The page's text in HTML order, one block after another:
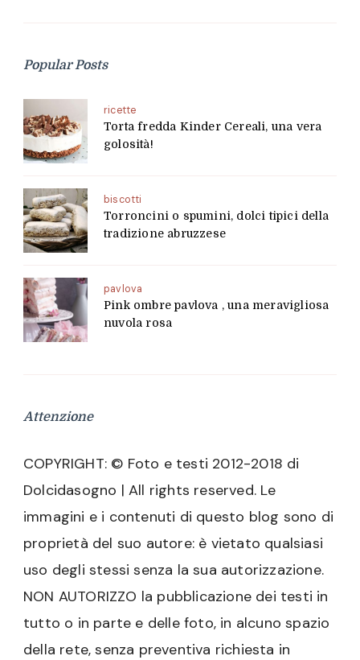
Popular Posts
ricette
Torta fredda Kinder Cereali, una vera
golosità!
biscotti
Torroncini o spumini, dolci tipici della
tradizione abruzzese
pavlova
Pink ombre pavlova , una meravigliosa
nuvola rosa
Attenzione
COPYRIGHT: © Foto e testi 2012-2018 di
Dolcidasogno | All rights reserved. Le
immagini e i contenuti di questo blog sono di
proprietà del suo autore: è vietato qualsiasi
uso degli stessi senza la sua autorizzazione.
NON AUTORIZZO la pubblicazione dei testi in
tutto o in parte e delle foto, in alcuno spazio
della rete, senza preventiva richiesta in